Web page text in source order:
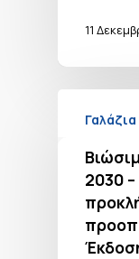
11
2030